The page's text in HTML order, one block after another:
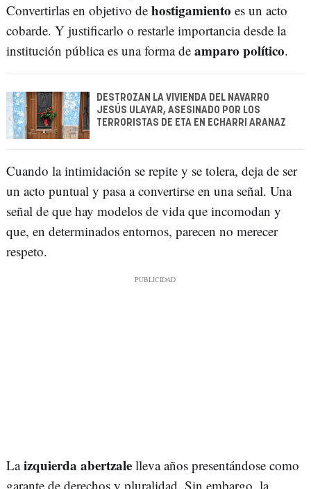
Convertirlas en objetivo de hostigamiento es un acto
cobarde. Y justificarlo o restarle importancia desde la
institución pública es una forma de amparo político.
DESTROZAN LA VIVIENDA DEL NAVARRO
JESÚS ULAYAR, ASESINADO POR LOS
TERRORISTAS DE ETA EN ECHARRI ARANAZ
Cuando la intimidación se repite y se tolera, deja de ser
un acto puntual y pasa a convertirse en una señal. Una
señal de que hay modelos de vida que incomodan y
que, en determinados entornos, parecen no merecer
respeto.
Laizquierda abertzale lleva años presentándose como
garante de derechos y pluralidad. Sin embargo, la